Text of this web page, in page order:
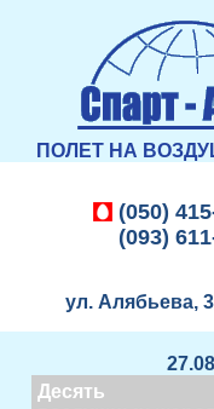
ПОЛЕТ НА
(050)
(093)
ул. Алябьева, 3
Десять